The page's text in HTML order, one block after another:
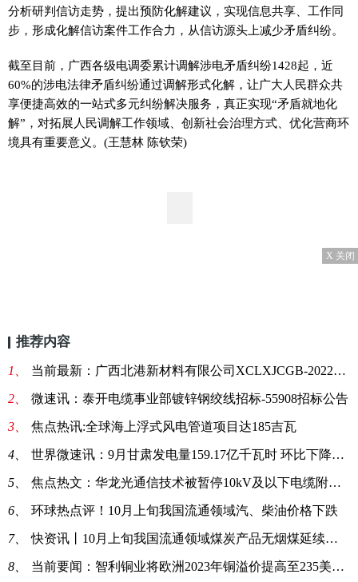
分析研判信访走势，提出预防化解建议，实现信息共享、工作同
步，形成化解信访案件工作合力，从信访源头上减少矛盾纠纷。
截至目前，广西各级电调委累计调解涉电矛盾纠纷1428起， 近
60%的涉电法律矛盾纠纷通过调解形式化解，让广大人民群众共
享便捷高效的一站式多元纠纷解决服务，真正实现“矛盾就地化
解”，对拓展人民调解工作领域、创新社会治理方式、优化营商环
境具有重要意义。(王慧林 陈钦荣)
X 关闭
推荐内容
1、 当前最新：广西北港新材料有限公司XCLXJCGB-202210-12-02采购项目四电线电缆一批采购公告
2、 微速讯：泰开电缆事业部镀锌钢绞线招标-55908招标公告
3、 焦点热讯:全球海上浮式风电管道项目达185吉瓦
4、 世界微速讯：9月甘肃发电量159.17亿千瓦时 环比下降17.07%
5、 焦点热文：华龙光通信技术被暂停10kV及以下电缆附件中标资格12个月
6、 环球热点评！10月上旬我国流通领域汽、柴油价格下跌
7、 快资讯丨10月上旬我国流通领域煤炭产品无烟煤延续跌势
8、 当前要闻：智利铜业将欧洲2023年铜溢价提高至235美元/吨 创新高